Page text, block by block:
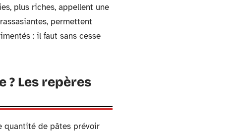
plus riches, appellent une
permettent
: il faut sans cesse
? Les repères
quantité de pâtes prévoir